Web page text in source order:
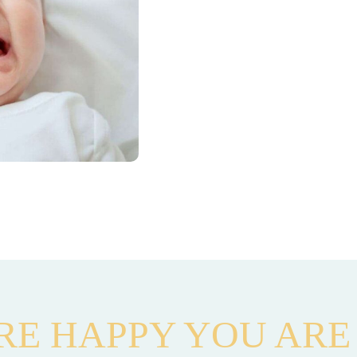
HAPPY YOU